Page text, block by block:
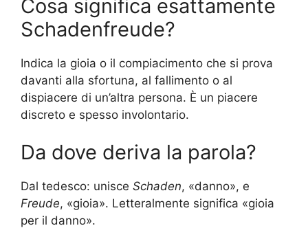
Cosa significa esattamente
Schadenfreude?
Indica la gioia o il compiacimento che si prova
davanti alla sfortuna, al fallimento o al
dispiacere di un’altra persona. È un piacere
discreto e spesso involontario.
Da dove deriva la parola?
Dal tedesco: unisce Schaden, «danno», e
Freude, «gioia». Letteralmente significa «gioia
per il danno».